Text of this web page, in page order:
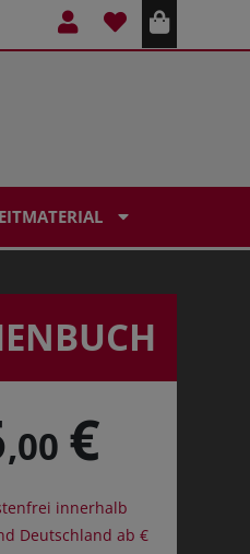
,00 €
innerhalb
Deutschland ab €